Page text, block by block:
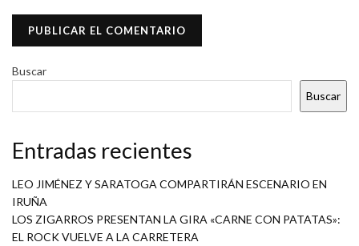
Buscar
Buscar
Entradas recientes
LEO JIMÉNEZ Y SARATOGA COMPARTIRÁN ESCENARIO EN
IRUÑA
LOS ZIGARROS PRESENTAN LA GIRA «CARNE CON PATATAS»:
EL ROCK VUELVE A LA CARRETERA